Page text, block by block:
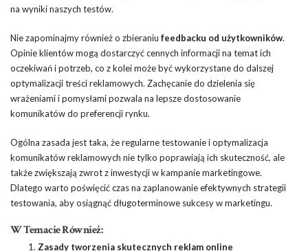
na wyniki naszych testów.
Nie zapominajmy również o zbieraniu feedbacku od użytkowników.
Opinie klientów mogą dostarczyć cennych informacji na temat ich
oczekiwań i potrzeb, co z kolei może być wykorzystane do dalszej
optymalizacji treści reklamowych. Zachęcanie do dzielenia się
wrażeniami i pomysłami pozwala na lepsze dostosowanie
komunikatów do preferencji rynku.
Ogólna zasada jest taka, że regularne testowanie i optymalizacja
komunikatów reklamowych nie tylko poprawiają ich skuteczność, ale
także zwiększają zwrot z inwestycji w kampanie marketingowe.
Dlatego warto poświęcić czas na zaplanowanie efektywnych strategii
testowania, aby osiągnąć długoterminowe sukcesy w marketingu.
W Temacie Również:
Zasady tworzenia skutecznych reklam online